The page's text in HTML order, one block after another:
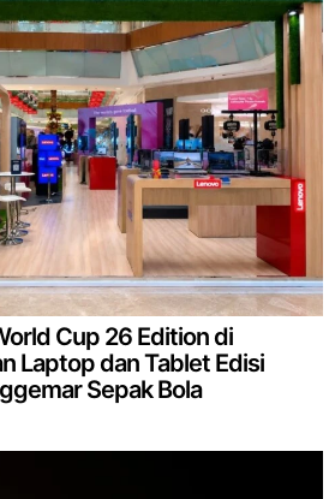
Cup 26 Edition di
Laptop dan Tablet Edisi
Sepak Bola